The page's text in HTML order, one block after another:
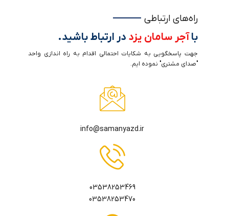
راه‌های ارتباطی
باآجر سامان یزد در ارتباط باشید.
جهت پاسخگویی به شکایات احتمالی اقدام به راه اندازی واحد
"صدای مشتری" نموده ایم.
info@samanyazd.ir
03538253469
03538253470